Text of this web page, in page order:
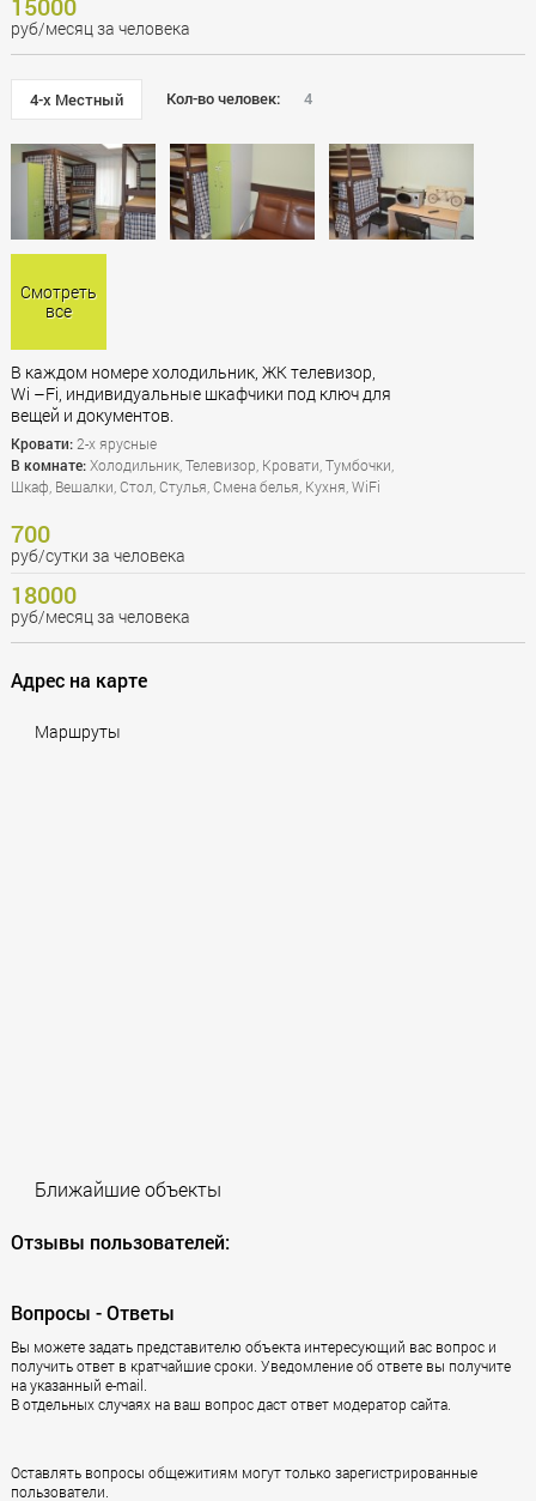
15000
руб/месяц за человека
4-х Местный Кол-во человек: 4
Смотреть
все
В каждом номере холодильник, ЖК телевизор,
Wi –Fi, индивидуальные шкафчики под ключ для
вещей и документов.
Кровати:2-х ярусные
В комнате:Холодильник, Телевизор, Кровати, Тумбочки,
Шкаф, Вешалки, Стол, Стулья, Смена белья, Кухня, WiFi
700
руб/сутки за человека
18000
руб/месяц за человека
Адрес на карте
Маршруты
Ближайшие объекты
Отзывы пользователей:
Вопросы - Ответы
Вы можете задать представителю объекта интересующий вас вопрос и
получить ответ в кратчайшие сроки. Уведомление об ответе вы получите
на указанный e-mail.
В отдельных случаях на ваш вопрос даст ответ модератор сайта.
Оставлять вопросы общежитиям могут только зарегистрированные
пользователи.